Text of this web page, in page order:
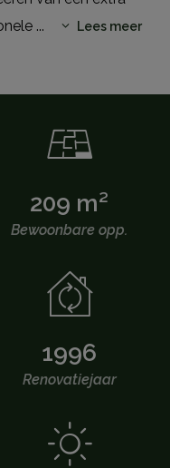
... Lees meer
209 m²
Bewoonbare opp.
1996
Renovatiejaar